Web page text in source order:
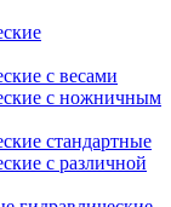
с весами
с ножничным
стандартные
с различной